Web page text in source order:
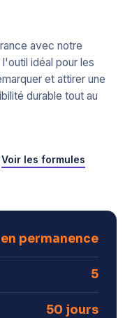
avec notre
idéal pour les
et attirer une
durable tout au
Voir les formules
permanence
5
50 jours